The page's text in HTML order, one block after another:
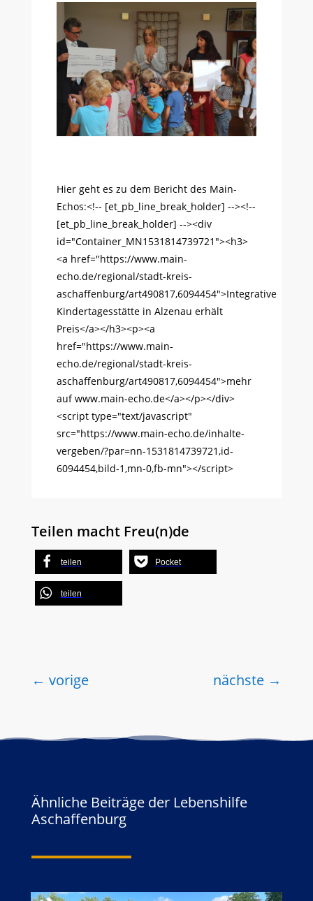
Hier geht es zu dem Bericht des Main-
Echos:<!-- [et_pb_line_break_holder] --><!--
[et_pb_line_break_holder] --><div
id="Container_MN1531814739721"><h3>
<a href="https://www.main-
echo.de/regional/stadt-kreis-
aschaffenburg/art490817,6094454">Integrative
Kindertagesstätte in Alzenau erhält
Preis</a></h3><p><a
href="https://www.main-
echo.de/regional/stadt-kreis-
aschaffenburg/art490817,6094454">mehr
auf www.main-echo.de</a></p></div>
<script type="text/javascript"
src="https://www.main-echo.de/inhalte-
vergeben/?par=nn-1531814739721,id-
6094454,bild-1,mn-0,fb-mn"></script>
Teilen macht Freu(n)de
teilen Pocket
teilen
← vorige nächste →
Ähnliche Beiträge der Lebenshilfe
Aschaffenburg